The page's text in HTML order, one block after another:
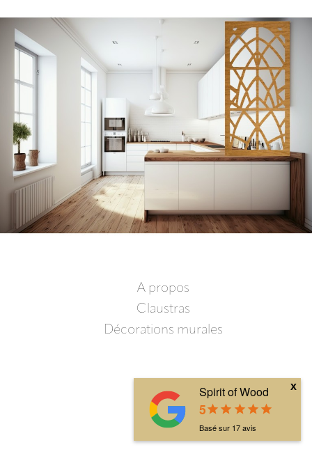
A propos
Claustras
Décorations murales
Spirit of Wood
5star star star star star
Basé sur 17avis
x